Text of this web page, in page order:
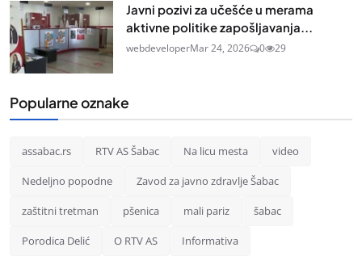
Javni pozivi za učešće u merama
aktivne politike zapošljavanja...
webdeveloperMar 24, 2026 0 29
Popularne oznake
assabac.rs RTV AS Šabac Na licu mesta video
Nedeljno popodne Zavod za javno zdravlje Šabac
zaštitni tretman pšenica mali pariz šabac
Porodica Delić O RTV AS Informativa